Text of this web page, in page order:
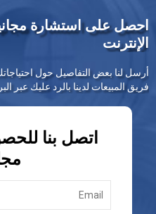
احصل على استشارة
الإنترنت
أرسل لنا بعض التفاصيل حول
فريق المبيعات لدينا بالرد عليك عبر
اتصل بنا